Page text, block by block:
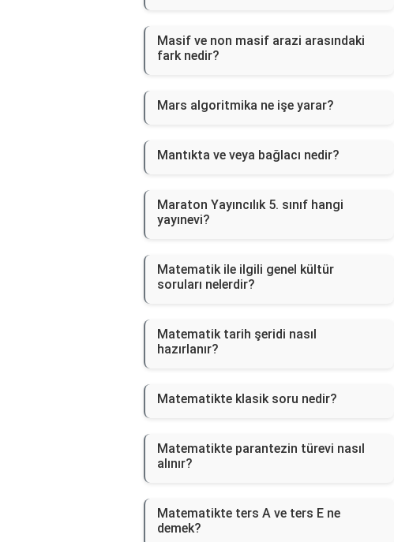
Masif ve non masif arazi arasındaki
fark nedir?
Mars algoritmika ne işe yarar?
Mantıkta ve veya bağlacı nedir?
Maraton Yayıncılık 5. sınıf hangi
yayınevi?
Matematik ile ilgili genel kültür
soruları nelerdir?
Matematik tarih şeridi nasıl
hazırlanır?
Matematikte klasik soru nedir?
Matematikte parantezin türevi nasıl
alınır?
Matematikte ters A ve ters E ne
demek?